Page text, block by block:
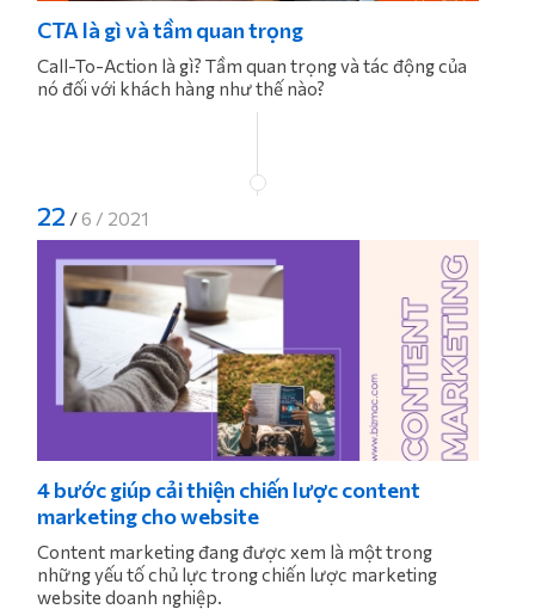
CTA là gì và tầm quan trọng
Call-To-Action là gì? Tầm quan trọng và tác động của
nó đối với khách hàng như thế nào?
22 / 6 / 2021
4 bước giúp cải thiện chiến lược content
marketing cho website
Content marketing đang được xem là một trong
những yếu tố chủ lực trong chiến lược marketing
website doanh nghiệp.